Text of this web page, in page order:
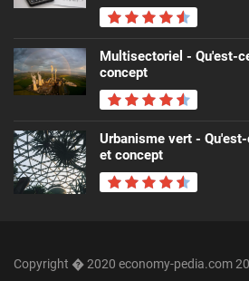
Multisectoriel - Qu'est-
concept
Urbanisme vert -
et concept
Copyright � 2020 economy-pedia.com